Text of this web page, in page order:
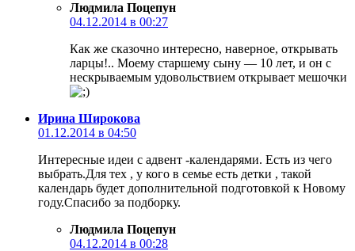
Людмила Поцепун
04.12.2014 в 00:27
Как же сказочно интересно, наверное, открывать
ларцы!.. Моему старшему сыну — 10 лет, и он с
нескрываемым удовольствием открывает мешочки
Ирина Широкова
01.12.2014 в 04:50
Интересные идеи с адвент -календарями. Есть из чего
выбрать.Для тех , у кого в семье есть детки , такой
календарь будет дополнительной подготовкой к Новому
году.Спасибо за подборку.
Людмила Поцепун
04.12.2014 в 00:28